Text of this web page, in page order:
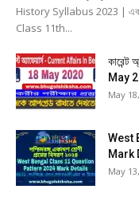
History Syllabus 2023 |
Class 11th...
May
May
West
Mark
May